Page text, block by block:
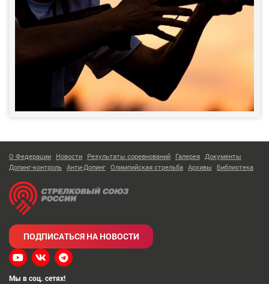
О Федерации Новости Результаты соревнований Галерея Документы
Допинг-контроль Анти-Допинг Олимпийская стрельба Архивы Библиотека
ПОДПИСАТЬСЯ НА НОВОСТИ
Мы в соц. сетях!